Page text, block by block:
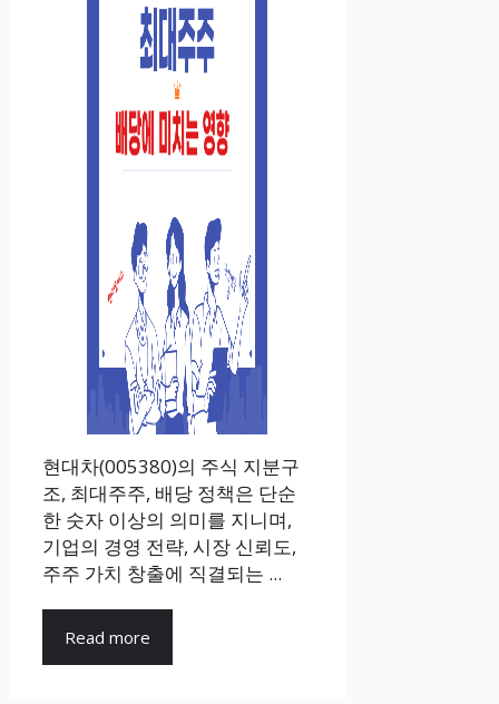
현대차(005380)의 주식 지분구
조, 최대주주, 배당 정책은 단순
한 숫자 이상의 의미를 지니며,
기업의 경영 전략, 시장 신뢰도,
주주 가치 창출에 직결되는 ...
Read more